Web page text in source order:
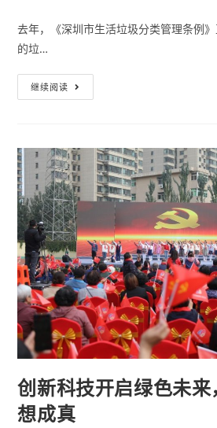
去年，《深圳市生活垃圾分类管理条例
的垃…
继续阅读
创新科技开启绿色未
想成真